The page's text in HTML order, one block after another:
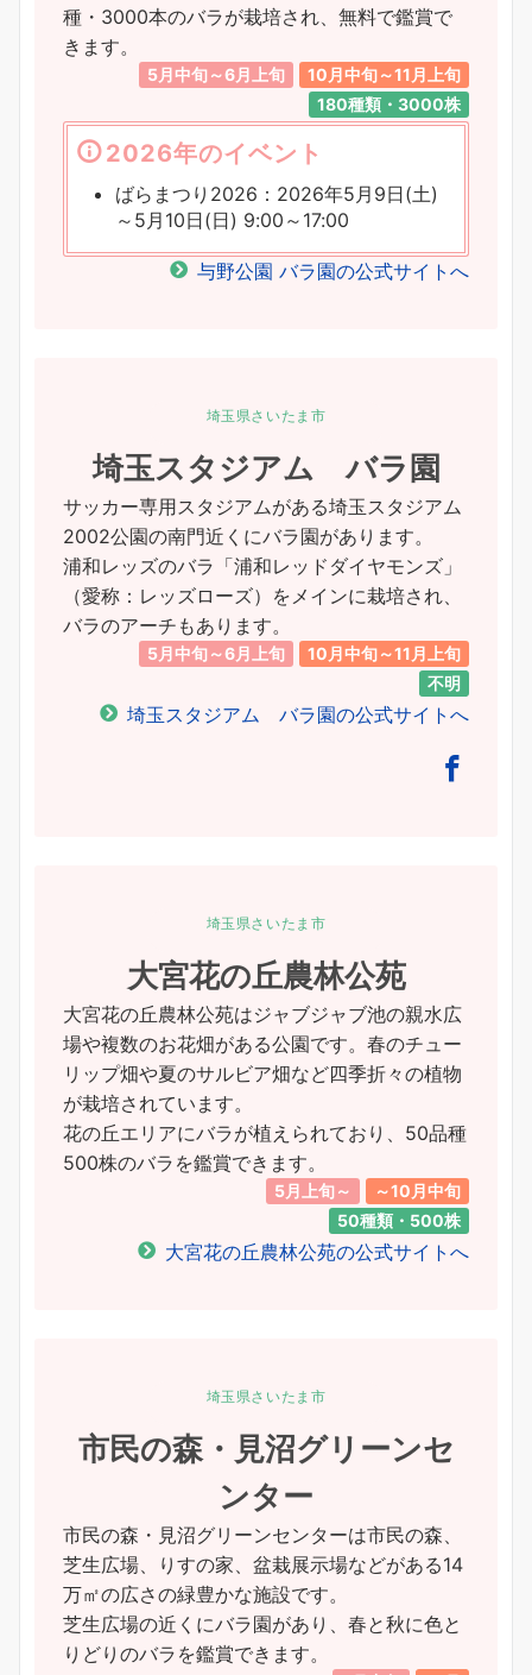
種・3000本のバラが栽培され、無料で鑑賞で
きます。
5月中旬～6月上旬
10月中旬～11月上旬
180種類・3000株
2026年のイベント
ばらまつり2026：2026年5月9日(土)
～5月10日(日) 9:00～17:00
与野公園 バラ園の公式サイトへ
埼玉県さいたま市
埼玉スタジアム バラ園
サッカー専用スタジアムがある埼玉スタジアム
2002公園の南門近くにバラ園があります。
浦和レッズのバラ「浦和レッドダイヤモンズ」
（愛称：レッズローズ）をメインに栽培され、
バラのアーチもあります。
5月中旬～6月上旬
10月中旬～11月上旬
不明
埼玉スタジアム バラ園の公式サイトへ
埼玉県さいたま市
大宮花の丘農林公苑
大宮花の丘農林公苑はジャブジャブ池の親水広
場や複数のお花畑がある公園です。春のチュー
リップ畑や夏のサルビア畑など四季折々の植物
が栽培されています。
花の丘エリアにバラが植えられており、50品種
500株のバラを鑑賞できます。
5月上旬～
～10月中旬
50種類・500株
大宮花の丘農林公苑の公式サイトへ
埼玉県さいたま市
市民の森・見沼グリーンセ
ンター
市民の森・見沼グリーンセンターは市民の森、
芝生広場、りすの家、盆栽展示場などがある14
万㎡の広さの緑豊かな施設です。
芝生広場の近くにバラ園があり、春と秋に色と
りどりのバラを鑑賞できます。